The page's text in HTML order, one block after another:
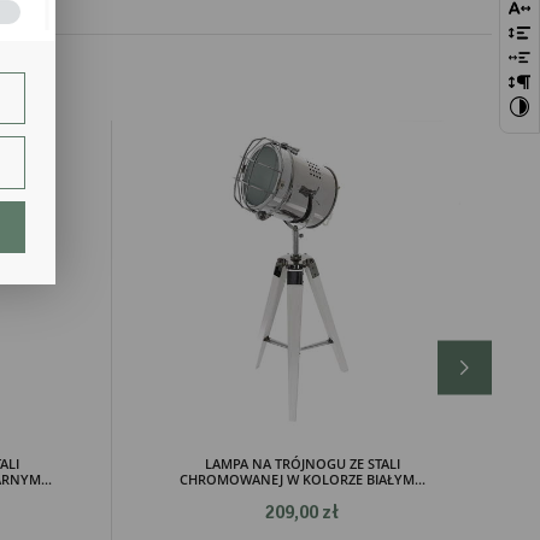
LAMPA NA TRÓJNOGU ZE STALI
CHROMOWANEJ W KOLORZE BIAŁYM...
209,00 zł